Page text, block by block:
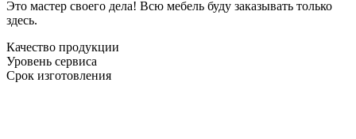
Это мастер своего дела! Всю мебель буду заказывать только
здесь.
Качество продукции
Уровень сервиса
Срок изготовления